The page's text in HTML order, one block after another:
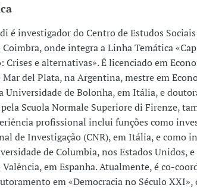
é investigador do Centro de Estudos Sociais
onde integra a Linha Temática
Crises e alternativas». É licenciado em
del Plata, na Argentina, mestre em
Universidade de Bolonha, em Itália, e
Scuola Normale Superiore di Firenze,
profissional inclui funções como
de Investigação (CNR), em Itália, e como
de Columbia, nos Estados Unidos, e
em Espanha. Atualmente, é co-
em «Democracia no Século XXI»,